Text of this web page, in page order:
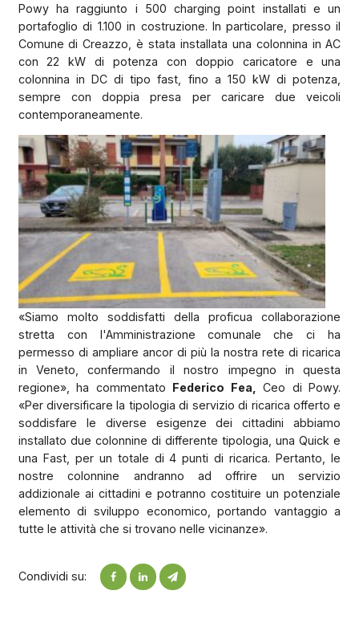
Powy ha raggiunto i 500 charging point installati e un
portafoglio di 1.100 in costruzione. In particolare, presso il
Comune di Creazzo, è stata installata una colonnina in AC
con 22 kW di potenza con doppio caricatore e una
colonnina in DC di tipo fast, fino a 150 kW di potenza,
sempre con doppia presa per caricare due veicoli
contemporaneamente.
«Siamo molto soddisfatti della proficua collaborazione
stretta con l'Amministrazione comunale che ci ha
permesso di ampliare ancor di più la nostra rete di ricarica
in Veneto, confermando il nostro impegno in questa
regione», ha commentato Federico Fea,
Ceo di Powy.
«Per diversificare la tipologia di servizio di ricarica offerto e
soddisfare le diverse esigenze dei cittadini abbiamo
installato due colonnine di differente tipologia, una Quick e
una Fast, per un totale di 4 punti di ricarica. Pertanto, le
nostre colonnine andranno ad offrire un servizio
addizionale ai cittadini e potranno costituire un potenziale
elemento di sviluppo economico, portando vantaggio a
tutte le attività che si trovano nelle vicinanze».
Condividi su: